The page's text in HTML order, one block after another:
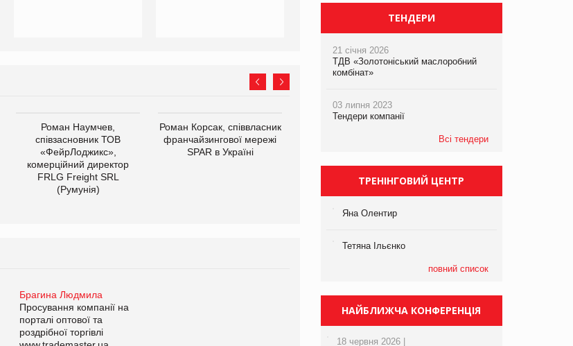
Роман Наумчев,
співзасновник ТОВ
«ФейрЛоджикс»,
комерційний директор
FRLG Freight SRL
(Румунія)
Роман Корсак, співвласник
франчайзингової мережі
SPAR в Україні
виробництва
компанії «УкраМарин»
Брагина Людмила
Просування компанії на
порталі оптової та
роздрібної торгівлі
Брагина Людмила
Просування компанії на
ТЕНДЕРИ
21 січня 2026
ТДВ «Золотоніський маслоробний
комбінат»
03 липня 2023
Тендери компанії
Всі тендери
ТРЕНІНГОВИЙ ЦЕНТР
Яна Олентир
Тетяна Ільєнко
повний список
НАЙБЛИЖЧА КОНФЕРЕНЦІЯ
18 червня 2026 |